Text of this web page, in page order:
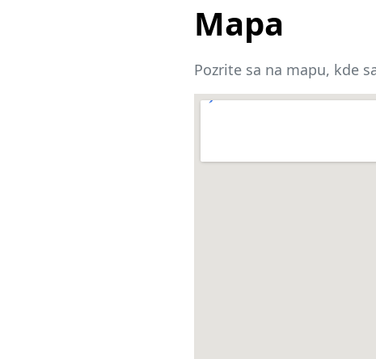
Mapa
Pozrite sa na mapu, kde